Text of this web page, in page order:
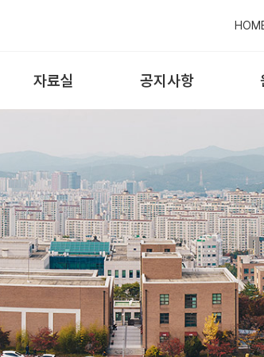
자료실 공지사항